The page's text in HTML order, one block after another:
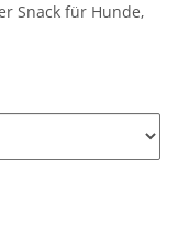
Snack für Hunde,